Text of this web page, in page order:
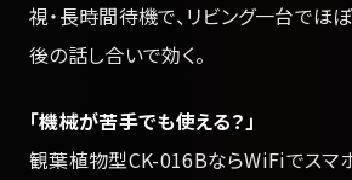
視・長時間待機で、リビング一台でほ
後の話し合いで効く。
「機械が苦手でも使える？」
観葉植物型CK-016BならWiFiでスマ